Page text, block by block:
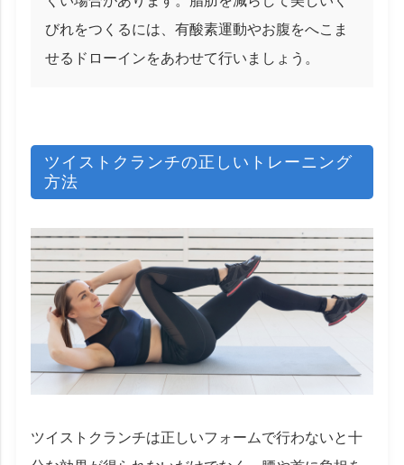
びれをつくるには、有酸素運動やお腹をへこま
せるドローインをあわせて行いましょう。
ツイストクランチの正しいトレーニング
方法
ツイストクランチは正しいフォームで行わないと十